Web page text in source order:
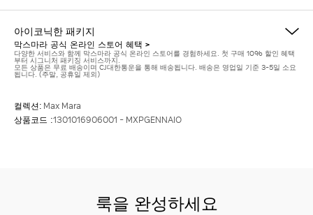
아이코닉한 패키지
막스마라 공식 온라인 스토어 혜택 >
다양한 서비스와 함께 막스마라 공식 온라인 스토어를 경험하세요. 첫 구매 10% 할인 혜택
부터 시그니처 패키징 서비스까지.
모든 상품은 무료 배송이며 CJ대한통운을 통해 배송됩니다. 배송은 영업일 기준 3-5일 소요
됩니다. (주말, 공휴일 제외)
컬렉션: Max Mara
상품코드 :1301016906001 - MXPGENNAIO
룩을 완성하세요